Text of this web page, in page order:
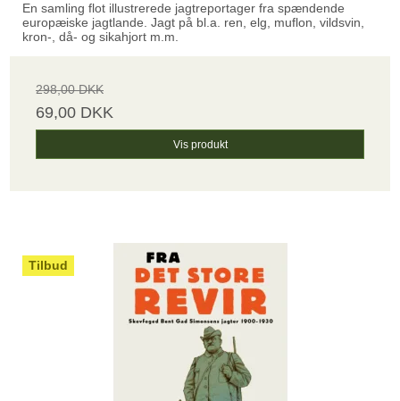
En samling flot illustrerede jagtreportager fra spændende
europæiske jagtlande. Jagt på bl.a. ren, elg, muflon, vildsvin,
kron-, då- og sikahjort m.m.
298,00 DKK
69,00 DKK
Vis produkt
Tilbud